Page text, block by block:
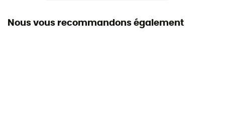
Nous vous recommandons également